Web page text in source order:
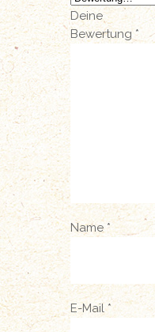
Deine
Bewertung *
Name *
E-Mail*